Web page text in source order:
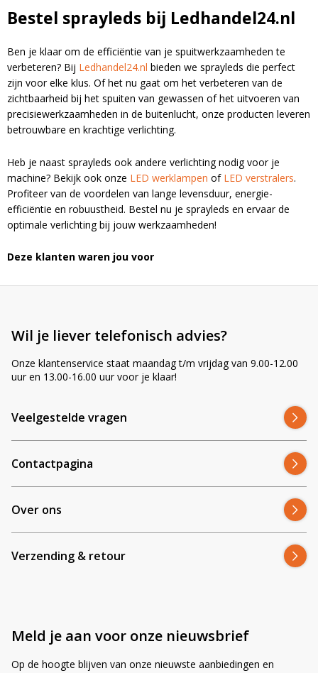
Bestel sprayleds bij Ledhandel24.nl
Ben je klaar om de efficiëntie van je spuitwerkzaamheden te
verbeteren? Bij Ledhandel24.nl bieden we sprayleds die perfect
zijn voor elke klus. Of het nu gaat om het verbeteren van de
zichtbaarheid bij het spuiten van gewassen of het uitvoeren van
precisiewerkzaamheden in de buitenlucht, onze producten leveren
betrouwbare en krachtige verlichting.
Heb je naast sprayleds ook andere verlichting nodig voor je
machine? Bekijk ook onze LED werklampen of LED verstralers.
Profiteer van de voordelen van lange levensduur, energie-
efficiëntie en robuustheid. Bestel nu je sprayleds en ervaar de
optimale verlichting bij jouw werkzaamheden!
Deze klanten waren jou voor
Wil je liever telefonisch advies?
Onze klantenservice staat maandag t/m vrijdag van 9.00-12.00
uur en 13.00-16.00 uur voor je klaar!
Veelgestelde vragen
Contactpagina
Over ons
Verzending & retour
Meld je aan voor onze nieuwsbrief
Op de hoogte blijven van onze nieuwste aanbiedingen en